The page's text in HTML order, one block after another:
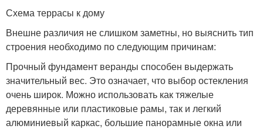
Схема террасы к дому
Внешне различия не слишком заметны, но выяснить тип
строения необходимо по следующим причинам:
Прочный фундамент веранды способен выдержать
значительный вес. Это означает, что выбор остекления
очень широк. Можно использовать как тяжелые
деревянные или пластиковые рамы, так и легкий
алюминиевый каркас, большие панорамные окна или